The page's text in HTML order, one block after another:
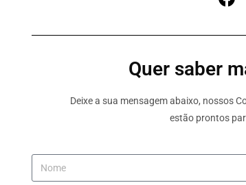
Quer saber
Deixe a sua mensagem abaixo, nossos
estão prontos